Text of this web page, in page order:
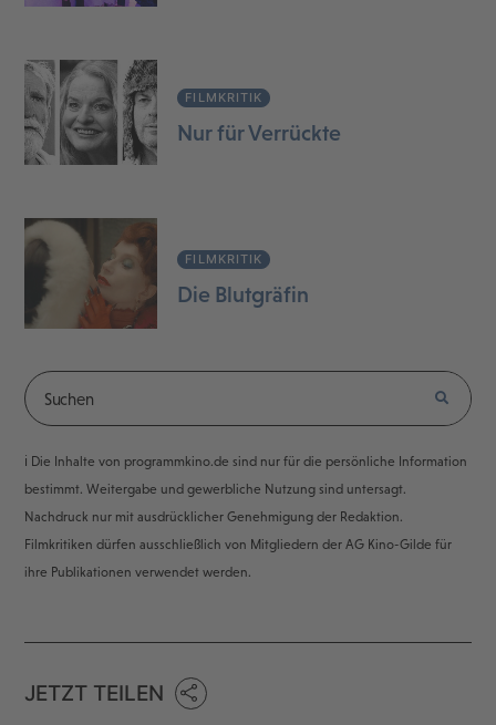
FILMKRITIK
Nur für Verrückte
FILMKRITIK
Die Blutgräfin
ℹ️ Die Inhalte von programmkino.de sind nur für die persönliche Information
bestimmt. Weitergabe und gewerbliche Nutzung sind untersagt.
Nachdruck nur mit ausdrücklicher Genehmigung der Redaktion.
Filmkritiken dürfen ausschließlich von Mitgliedern der AG Kino-Gilde für
ihre Publikationen verwendet werden.
JETZT TEILEN